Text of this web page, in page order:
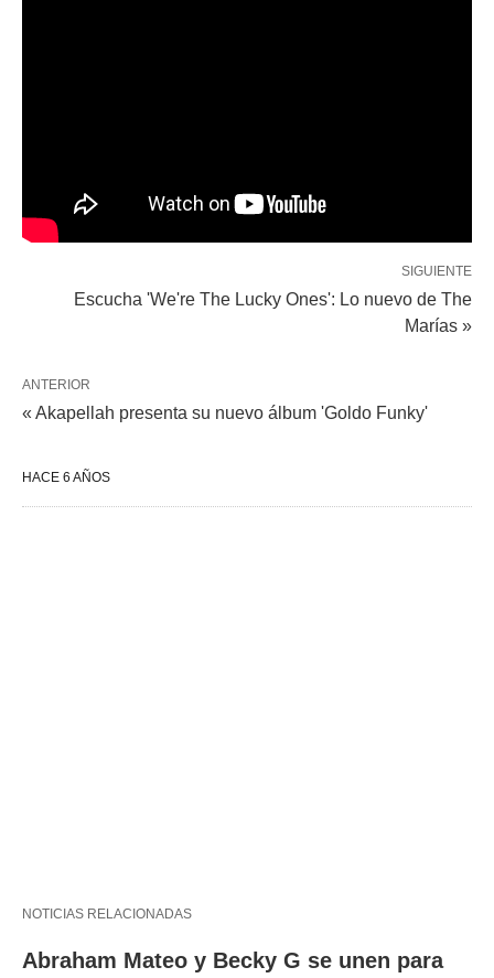
SIGUIENTE
Escucha 'We're The Lucky Ones': Lo nuevo de The
Marías »
ANTERIOR
« Akapellah presenta su nuevo álbum 'Goldo Funky'
HACE 6 AÑOS
NOTICIAS RELACIONADAS
Abraham Mateo y Becky G se unen para